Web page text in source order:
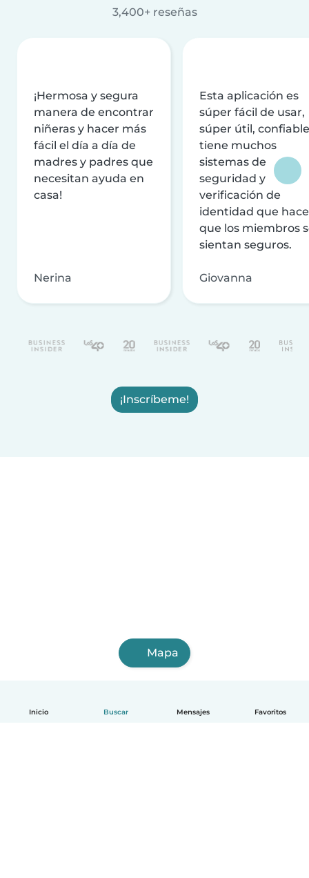
Inicio Buscar Mensajes Favoritos
3,400+ reseñas
¡Hermosa y segura
manera de encontrar
niñeras y hacer más
fácil el día a día de
madres y padres que
necesitan ayuda en
casa!
Nerina
Esta aplicación es
súper fácil de usar,
súper útil,
tiene muchos
sistemas de
seguridad y
verificación de
identidad que
que los miembros
sientan seguros.
Giovanna
¡Inscríbeme!
Mapa